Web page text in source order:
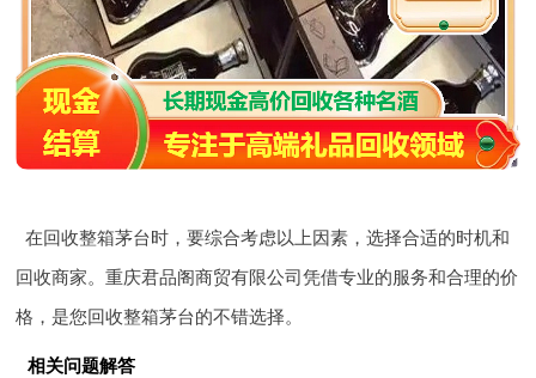
在回收整箱茅台时，要综合考虑以上因素，选择合适的时机和
回收商家。重庆君品阁商贸有限公司凭借专业的服务和合理的价
格，是您回收整箱茅台的不错选择。
相关问题解答